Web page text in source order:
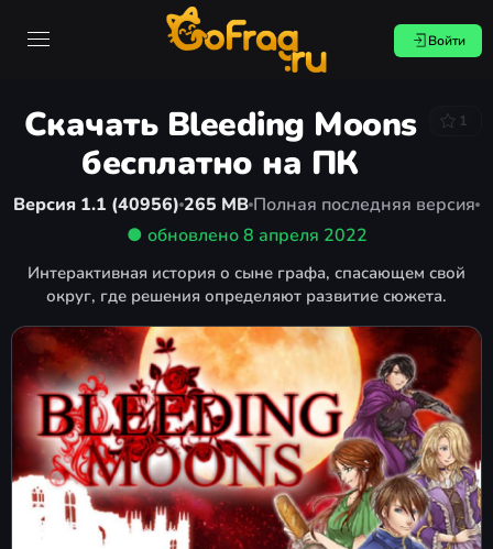
Войти
Скачать Bleeding Moons
бесплатно на ПК
1
Версия 1.1 (40956) 265 MB Полная последняя версия
● обновлено8 апреля 2022
Интерактивная история о сыне графа, спасающем свой
округ, где решения определяют развитие сюжета.